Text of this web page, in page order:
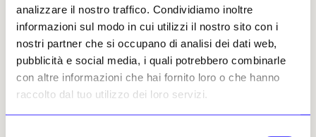
analizzare il nostro traffico. Condividiamo inoltre
informazioni sul modo in cui utilizzi il nostro sito con i
nostri partner che si occupano di analisi dei dati web,
pubblicità e social media, i quali potrebbero combinarle
con altre informazioni che hai fornito loro o che hanno
raccolto dal tuo utilizzo dei loro servizi.